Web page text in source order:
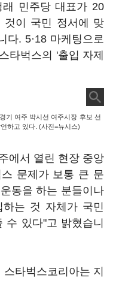
래 민주당 대표가 20
것이 국민 정서에 맞
다. 5·18 마케팅으로
타벅스의 '출입 자제
기 여주 박시선 여주시장 후보 선
하고 있다. (사진=뉴시스)
에서 열린 현장 중앙
문제가 보통 큰 문
동을 하는 분들이나
하는 것 자체가 국민
있다"고 밝혔습니
타벅스코리아는 지